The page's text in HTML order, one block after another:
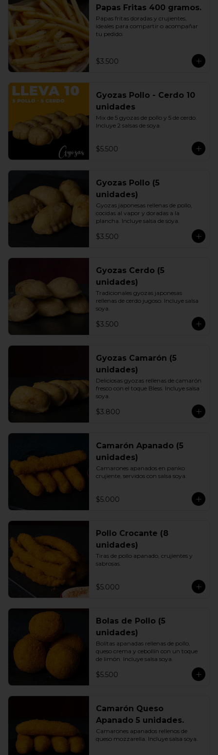
Papas Fritas 400 gramos.
Papas fritas doradas y crujientes,
ideales para compartir o acompañar
tu pedido.
$3.500
Gyozas Pollo - Cerdo 10
unidades
Mix de 5 gyozas de pollo y 5 de cerdo.
Incluye 2 salsas de soya.
$5.500
Gyozas Pollo (5
unidades)
Gyozas japonesas rellenas de pollo,
cocidas al vapor y doradas a la
plancha. Incluye salsa de soya.
$3.500
Gyozas Cerdo (5
unidades)
Tradicionales gyozas japonesas
rellenas de cerdo jugoso. Incluye salsa
soya.
$3.500
Gyozas Camarón (5
unidades)
Deliciosas gyozas rellenas de camarón
fresco con el toque Bless. Incluye salsa
soya.
$3.800
Camarón Apanado (5
unidades)
Camarones apanados en panko
crujiente, servidos con salsa soya.
$5.000
Pollo Crocante (8
unidades)
Tiras de pollo apanado, crujientes y
sabrosas.
$5.000
Bolas de Pollo (5
unidades)
Bolitas apanadas rellenas de pollo,
queso crema y cebollín con un toque
de limón. Incluye salsa soya.
$5.500
Camarón Queso
Apanado 5 unidades.
Camarones apanados rellenos de
queso mozzarella. Incluye salsa soya.